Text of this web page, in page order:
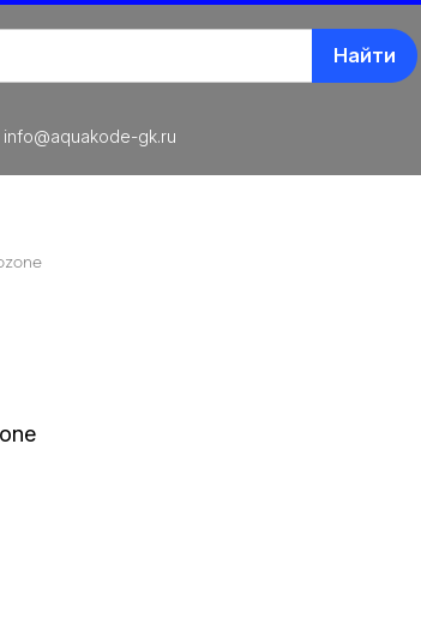
Найти
info@aquakode-gk.ru